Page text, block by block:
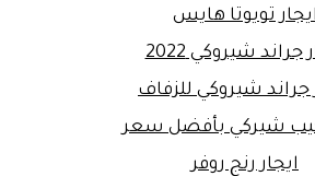
تويوتا هايس
جراند شيروكي 2022
جراند شيروكي للزفاف
جيب شيركي بأفضل سعر
ايجار رنج روفر